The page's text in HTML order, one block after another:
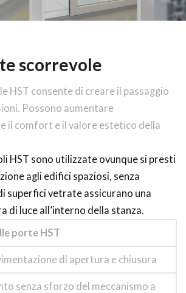
scorrevole
HST consente di creare il passaggio
Possono aumentare
il comfort e il valore estetico della
HST sono utilizzate ovunque si presti
agli edifici spaziosi, senza
superfici vetrate assicurano una
di luce all’interno della stanza.
porte HST
di apertura e chiusura
senza sforzo del meccanismo a